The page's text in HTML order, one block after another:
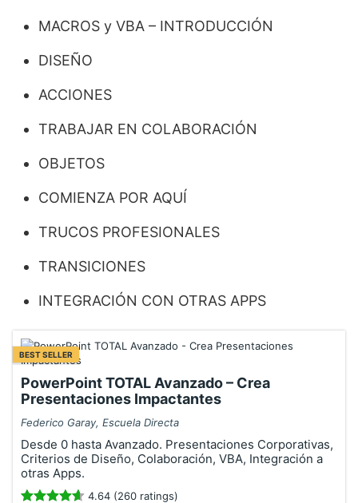
MACROS y VBA – INTRODUCCIÓN
DISEÑO
ACCIONES
TRABAJAR EN COLABORACIÓN
OBJETOS
COMIENZA POR AQUÍ
TRUCOS PROFESIONALES
TRANSICIONES
INTEGRACIÓN CON OTRAS APPS
BEST SELLER
PowerPoint TOTAL Avanzado – Crea
Presentaciones Impactantes
Federico Garay, Escuela Directa
Desde 0 hasta Avanzado. Presentaciones Corporativas,
Criterios de Diseño, Colaboración, VBA, Integración a
otras Apps.
4.64 (260 ratings)